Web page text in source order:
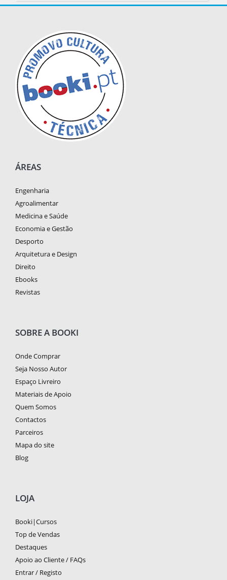
ÁREAS
Engenharia
Agroalimentar
Medicina e Saúde
Economia e Gestão
Desporto
Arquitetura e Design
Direito
Ebooks
Revistas
SOBRE A BOOKI
Onde Comprar
Seja Nosso Autor
Espaço Livreiro
Materiais de Apoio
Quem Somos
Contactos
Parceiros
Mapa do site
Blog
LOJA
Booki|Cursos
Top de Vendas
Destaques
Apoio ao Cliente / FAQs
Entrar / Registo